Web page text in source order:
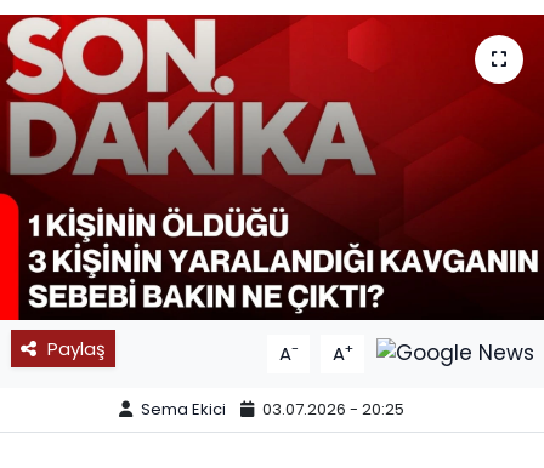
Paylaş A- A+
Sema Ekici 03.07.2026 - 20:25
11:11 MANŞET